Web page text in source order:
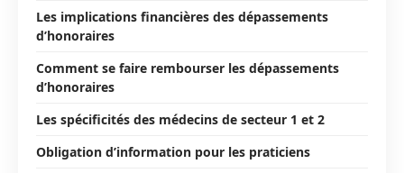
Les implications financières des dépassements
d’honoraires
Comment se faire rembourser les dépassements
d’honoraires
Les spécificités des médecins de secteur 1 et 2
Obligation d’information pour les praticiens